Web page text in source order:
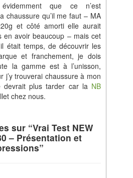
que ce n’est
chaussure qu’il me faut – MA
et côté amorti elle aurait
en avoir beaucoup – mais cet
était temps, de découvrir les
et franchement, je dois
la gamme est à l’unisson,
j’y trouverai chaussure à mon
plus tarder car la NB
chez nous.
sur “Vrai Test NEW
– Présentation et